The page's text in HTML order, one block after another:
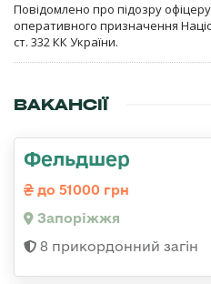
Повідомлено про підозру
оперативного призначення
ст. 332 КК України.
ВАКАНСІЇ
Фельдшер
до 51000 грн
Запоріжжя
8 прикордонний загін